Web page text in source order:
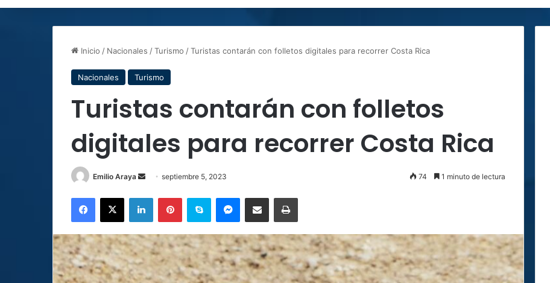
Inicio / Nacionales /Turismo /Turistas contarán con folletos digitales para recorrer Costa Rica
Nacionales Turismo
Turistas contarán con folletos
digitales para recorrer Costa Rica
Emilio Araya
Sendseptiembre 5, 2023 74 1 minuto de lectura
Facebook
X LinkedInPinterestSkype MessengerCompartir por correo electrónicoImprimir